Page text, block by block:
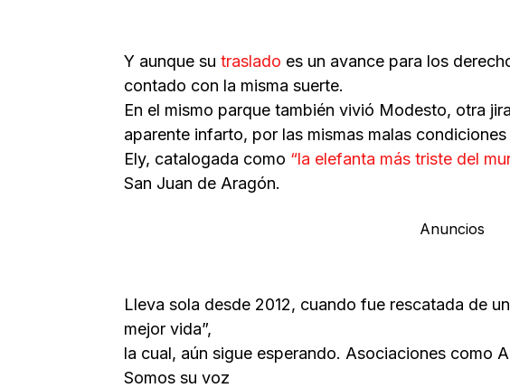
Y aunque su traslado es un avance para los
contado con la misma suerte.
En el mismo parque también vivió Modesto, otra
aparente infarto, por las mismas malas
Ely, catalogada como “la elefanta más triste del
San Juan de Aragón.
Anuncios
Lleva sola desde 2012, cuando fue rescatada de
mejor vida”,
la cual, aún sigue esperando. Asociaciones como
Somos su voz